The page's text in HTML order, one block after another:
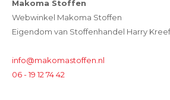
Makoma Stoffen
Webwinkel Makoma Stoffen
Eigendom van Stoffenhandel Harry
info@makomastoffen.nl
06 - 19 12 74 42